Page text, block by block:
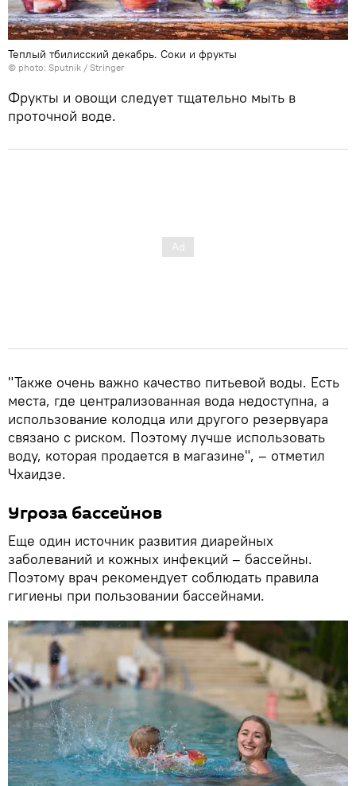
Теплый тбилисский декабрь. Соки и фрукты
© photo: Sputnik / Stringer
Фрукты и овощи следует тщательно мыть в
проточной воде.
"Также очень важно качество питьевой воды. Есть
места, где централизованная вода недоступна, а
использование колодца или другого резервуара
связано с риском. Поэтому лучше использовать
воду, которая продается в магазине", – отметил
Чхаидзе.
Угроза бассейнов
Еще один источник развития диарейных
заболеваний и кожных инфекций – бассейны.
Поэтому врач рекомендует соблюдать правила
гигиены при пользовании бассейнами.